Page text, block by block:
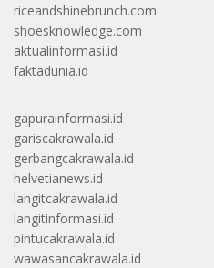
riceandshinebrunch.com
shoesknowledge.com
aktualinformasi.id
faktadunia.id
gapurainformasi.id
gariscakrawala.id
gerbangcakrawala.id
helvetianews.id
langitcakrawala.id
langitinformasi.id
pintucakrawala.id
wawasancakrawala.id